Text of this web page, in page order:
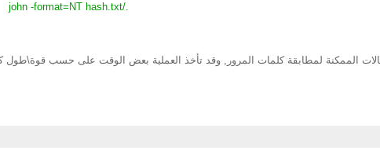
./john -format=NT hash.txt
الممكنة لمطابقة كلمات المرور, وقد تأخذ العملية بعض الوقت على حسب قوة\طول